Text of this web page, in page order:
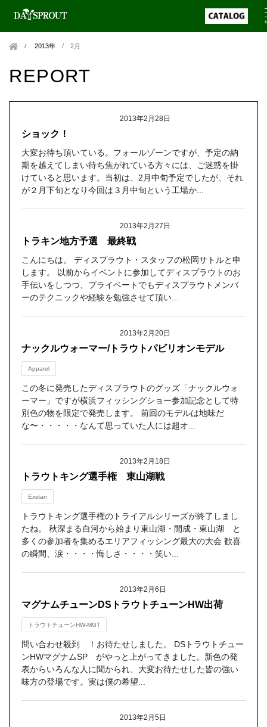
2013年 /2月
REPORT
2013年2月28日
ショック！
大変お待ち頂いている。フォールゾーンですが、予定の納
期を越えてしまい待ち焦がれている方々には、ご迷惑を掛
けていると思います。当初は、2月中旬予定でしたが、それ
が２月下旬となり今回は３月中旬という工場か...
2013年2月27日
トラキン地方予選 最終戦
こんにちは。 ディスプラウト・スタッフの松岡サトルと申
します。 以前からイベントに参加してディスプラウトのお
手伝いをしつつ、プライベートでもディスプラウトメンバ
ーのテクニックや経験を勉強させて頂い...
2013年2月20日
ナックルウォーマー/トラウトパビリオンモデル
Apparel
この冬に発売したディスプラウトのグッズ「ナックルウォ
ーマー」ですが横浜フィッシングショー参加記念として特
別色の物を限定で発売します。 前回のモデルは地味だ
な〜・・・・・なんて思っていた人には超オ...
2013年2月18日
トラウトキング選手権 東山湖戦
Exstan
トラウトキング選手権のトライアルシリーズが終了しまし
たね。 秋深まる白河から始まり東山湖・開成・東山湖 と
多くの参加者を集めるエリアフィッシング最大の大会 歓喜
の瞬間、涙・・・・悔しさ・・・・笑い...
2013年2月6日
マグナムチューンDSトラウトチューンHW出荷
トラウトチューンHW-MGT
問い合わせ殺到 ！お待たせしました。 DSトラウトチュー
ンHWマグナムSP がやっと上がってきました。新色の発
表からいろんな人に聞かられ、大変お待たせした皆の強い
味方の登場です。実は僕の希望...
2013年2月5日